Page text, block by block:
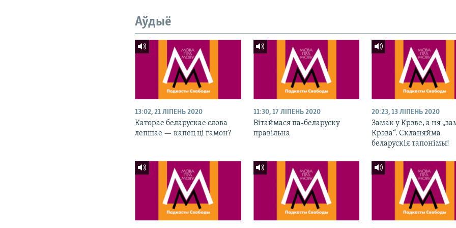
Аўдыё
13:02, 21 ЛІПЕНЬ 2020
Каторае беларускае слова
лепшае — капец ці гамон?
11:30, 17 ЛІПЕНЬ 2020
Вітаймася па-беларуску
правільна
20:23, 13 ЛІПЕНЬ 2020
Замак у Крэве, а ня
Крэва“. Скланяйма
беларускія тапонімы!